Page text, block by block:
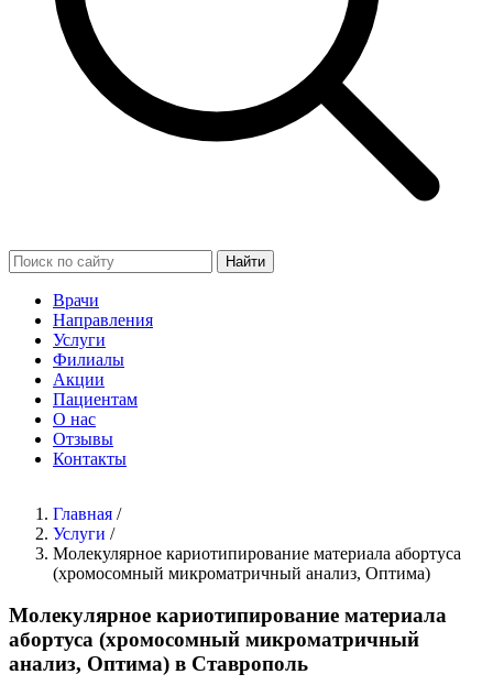
Найти
Врачи
Направления
Услуги
Филиалы
Акции
Пациентам
О нас
Отзывы
Контакты
Главная /
Услуги /
Молекулярное кариотипирование материала абортуса
(хромосомный микроматричный анализ, Оптима)
Молекулярное кариотипирование материала
абортуса (хромосомный микроматричный
анализ, Оптима) в Ставрополь